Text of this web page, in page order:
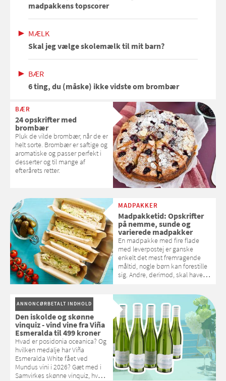
madpakkens topscorer
MÆLK
Skal jeg vælge skolemælk til mit barn?
BÆR
6 ting, du (måske) ikke vidste om brombær
BÆR
24 opskrifter med
brombær
Pluk de vilde brombær, når de er
helt sorte. Brombær er saftige og
aromatiske og passer perfekt i
desserter og til mange af
efterårets retter.
MADPAKKER
Madpakketid: Opskrifter
på nemme, sunde og
varierede madpakker
En madpakke med fire flade
med leverpostej er ganske
enkelt det mest fremragende
måltid, nogle børn kan forestille
sig. Andre, derimod, skal have
og ikke i skraldespanden.
Samvirke giver gode bud på,
hvad madpakken kan byde på.
ANNONCØRBETALT INDHOLD
Den iskolde og skønne
vinquiz - vind vine fra Viña
Esmeralda til 499 kroner
Hvad er posidonia oceanica? Og
hvilken medalje har Viña
Esmeralda White fået ved
Mundus vini i 2026? Gæt med i
Samvirkes skønne vinquiz, hvor